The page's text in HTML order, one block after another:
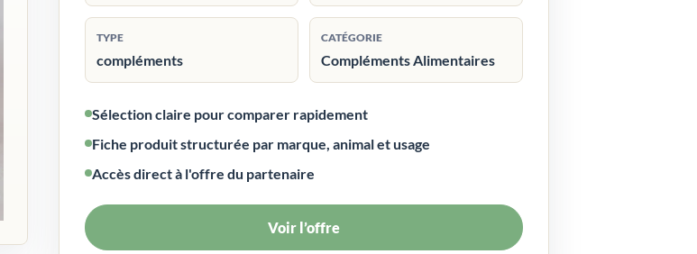
TYPE
compléments
CATÉGORIE
Compléments Alimentaires
Sélection claire pour comparer rapidement
Fiche produit structurée par marque, animal et usage
Accès direct à l'offre du partenaire
Voir l’offre